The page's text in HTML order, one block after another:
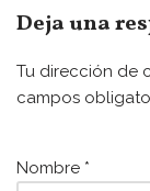
e
b
o
k
er
Deja una
Tu dirección de
campos
Nombre *